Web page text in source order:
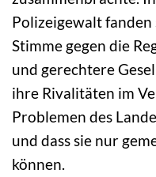
Polizeigewalt fanden
Stimme gegen die
und gerechtere
ihre Rivalitäten im
Problemen des
und dass sie nur
können.